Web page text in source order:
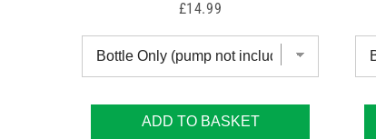
Price
£14.99
ADD TO BASKET